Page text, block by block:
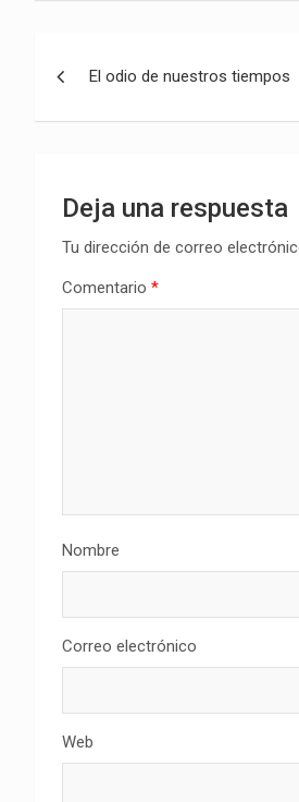
El odio de nuestros tiempos
Deja una respuesta
Tu dirección de correo
Comentario *
Nombre
Correo electrónico
Web